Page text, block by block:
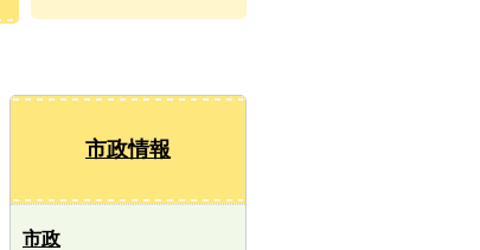
市政情報
市政